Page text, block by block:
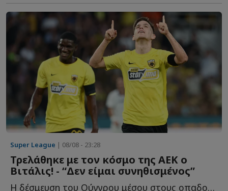
Super League | 08/08 - 23:28
Τρελάθηκε με τον κόσμο της ΑΕΚ ο
Βιτάλις! - “Δεν είμαι συνηθισμένος”
Η δέσμευση του Ούγγρου μέσου στους οπαδούς τ...